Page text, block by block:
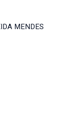
MENDES